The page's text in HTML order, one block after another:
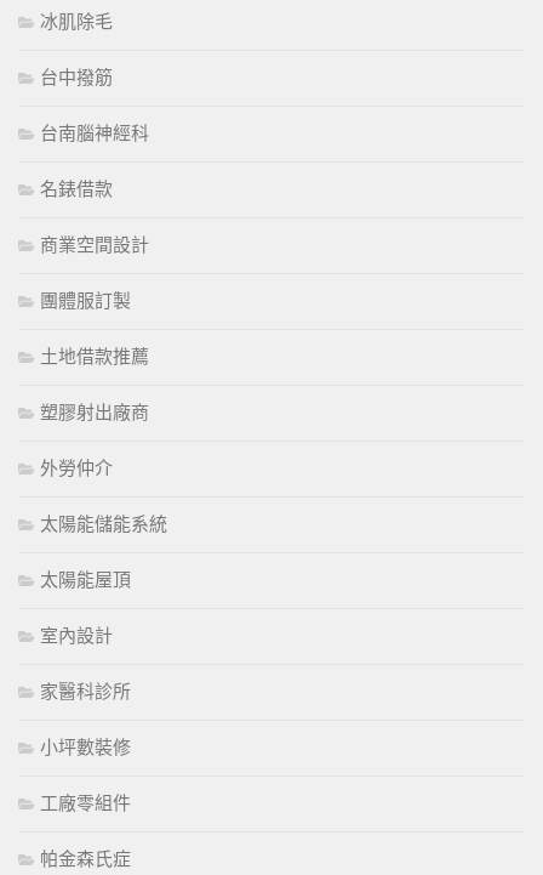
冰肌除毛
台中撥筋
台南腦神經科
名錶借款
商業空間設計
團體服訂製
土地借款推薦
塑膠射出廠商
外勞仲介
太陽能儲能系統
太陽能屋頂
室內設計
家醫科診所
小坪數裝修
工廠零組件
帕金森氏症